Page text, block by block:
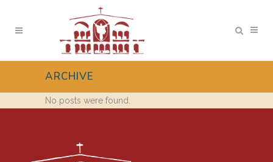
ARCHIVE
No posts were found.